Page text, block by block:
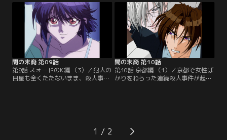
なった都筑と密。都筑はディーラ
ー、密は氷疋グループ御曹司・氷疋
亜紬、そして連絡係の倶生神兄は新
作おもちゃの試作品として、それぞ
れ船に潜入し捜査を開始した。都筑
がVIP達からの…。【提供：バンダイ
チャンネル】
う。急に寿命が伸びる人間が増えた
という奇妙な事件の捜査にきていた
はずの都筑と密だったが、否応なし
にこの殺人事件に巻き込まれてしま
う。事件のショックで倒れた椿姫に
付き添っていた密は…。【提供：バ
ンダイチャンネル】
闇の末裔 第09話
第9話 スォードのK編 （3）／犯人の
目星も全くたたないまま、殺人事件
自分の本当の名前を教えるのだっ
た。一方若林の指輪に隠されていた
闇の末裔 第10話
第10話 京都編 （1）／京都で女性ば
かりをねらった連続殺人事件が起こ
分たちを同行させたのかと問い詰め
る都筑に、亘理が見せたのは殺され
1